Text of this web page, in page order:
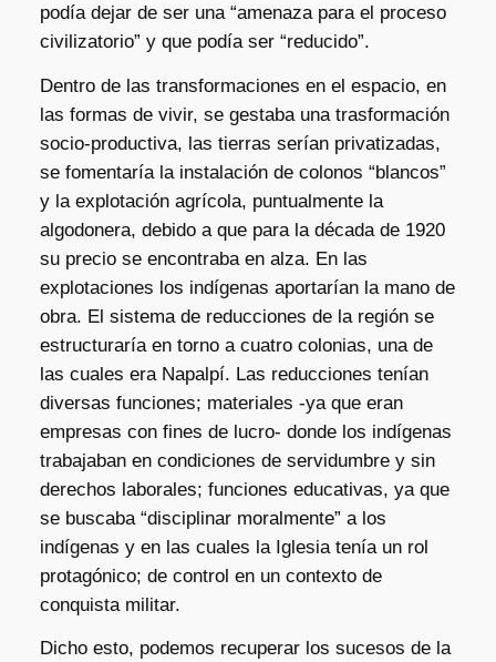
podía dejar de ser una “amenaza para el proceso
civilizatorio” y que podía ser “reducido”.
Dentro de las transformaciones en el espacio, en
las formas de vivir, se gestaba una trasformación
socio-productiva, las tierras serían privatizadas,
se fomentaría la instalación de colonos “blancos”
y la explotación agrícola, puntualmente la
algodonera, debido a que para la década de 1920
su precio se encontraba en alza. En las
explotaciones los indígenas aportarían la mano de
obra. El sistema de reducciones de la región se
estructuraría en torno a cuatro colonias, una de
las cuales era Napalpí. Las reducciones tenían
diversas funciones; materiales -ya que eran
empresas con fines de lucro- donde los indígenas
trabajaban en condiciones de servidumbre y sin
derechos laborales; funciones educativas, ya que
se buscaba “disciplinar moralmente” a los
indígenas y en las cuales la Iglesia tenía un rol
protagónico; de control en un contexto de
conquista militar.
Dicho esto, podemos recuperar los sucesos de la